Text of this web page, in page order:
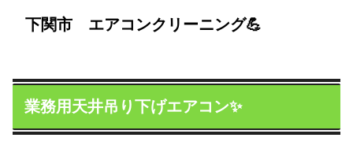
下関市 エアコンクリーニング💪
業務用天井吊り下げエアコン✨